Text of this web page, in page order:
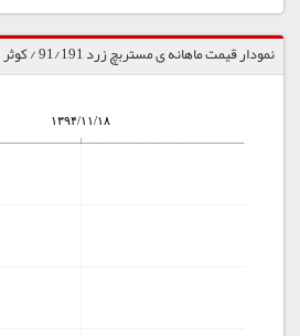
نمودار قیمت ماهانه ی مستربچ زرد 91/191 / کوثر
۱۳۹۴/۱۱/۱۸